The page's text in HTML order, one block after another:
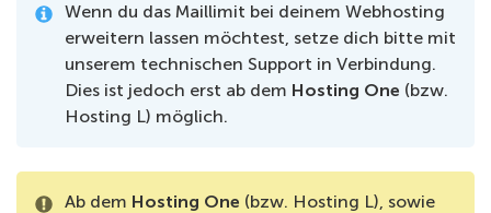
Wenn du das Maillimit bei deinem Webhosting
erweitern lassen möchtest, setze dich bitte mit
unserem technischen Support in Verbindung.
Dies ist jedoch erst ab dem Hosting One (bzw.
Hosting L) möglich.
Ab dem Hosting One (bzw. Hosting L), sowie